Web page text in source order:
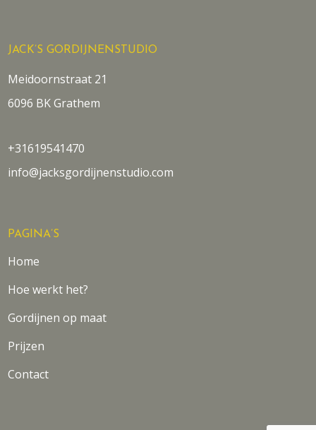
JACK’S GORDIJNENSTUDIO
Meidoornstraat 21
6096 BK Grathem
+31619541470
info@jacksgordijnenstudio.com
PAGINA’S
Home
Hoe werkt het?
Gordijnen op maat
Prijzen
Contact